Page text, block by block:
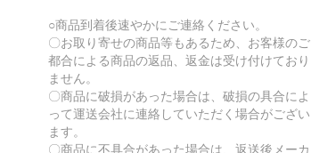
○商品到着後速やかにご連絡ください。
〇お取り寄せの商品等もあるため、お客様のご
都合による商品の返品、返金は受け付けており
ません。
〇商品に破損があった場合は、破損の具合によ
って運送会社に連絡していただく場合がござい
ます。
〇商品に不具合があった場合は、返送後メーカ